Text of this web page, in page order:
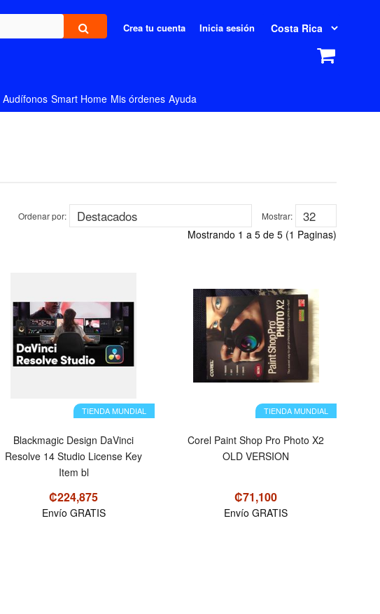
Crea tu cuenta Inicia sesión
Audífonos Smart Home Mis órdenes Ayuda
Ordenar por: Mostrar:
Mostrando 1 a 5 de 5 (1 Paginas)
TIENDA MUNDIAL
Blackmagic Design DaVinci
Resolve 14 Studio License Key
Item bl
₡224,875
Envío GRATIS
TIENDA MUNDIAL
Corel Paint Shop Pro Photo X2
OLD VERSION
₡71,100
Envío GRATIS